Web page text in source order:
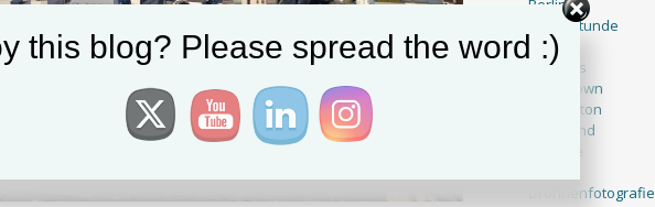
Blaue Stunde
BNW
Brussels
Cape Town
Charleston
Cleveland
Cologne
Drohnenfotografie
this blog? Please spread the word :)